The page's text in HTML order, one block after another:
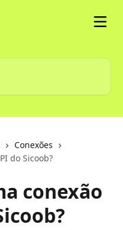
Conexões
do Sicoob?
conexão